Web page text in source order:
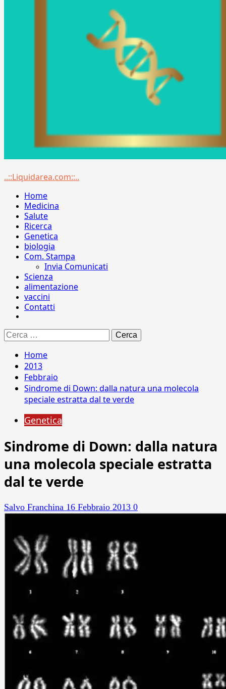
Menu
..::Liquidarea.com::..
Home
Medicina
Salute
Ricerca
Genetica
biologia
Com. Stampa
Invia Comunicati
Scienza
alimentazione
vaccini
Contatti
Ricerca
per:
Home
2013
Febbraio
Sindrome di Down: dalla natura una molecola
speciale estratta dal te verde
Genetica
Sindrome di Down: dalla natura
una molecola speciale estratta
dal te verde
Salvo Franchina 16 Febbraio 2013 0